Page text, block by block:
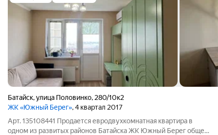
Батайск,улица Половинко, 280/10к2
ЖК «Южный Берег», 4 квартал 2017
Арт. 135108441 Продается евродвухкомнатная квартира в
одном из развитых районов Батайска ЖК Южный Берег общей